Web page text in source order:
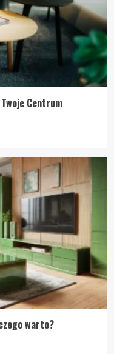
Centrum
warto?